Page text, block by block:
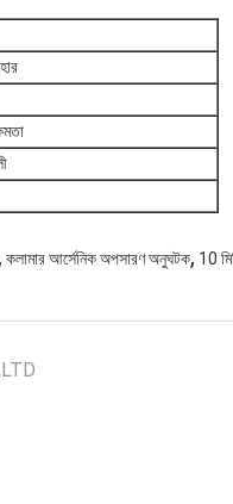
, কলামার আর্সেনিক অপসারণ অনুঘটক, 10